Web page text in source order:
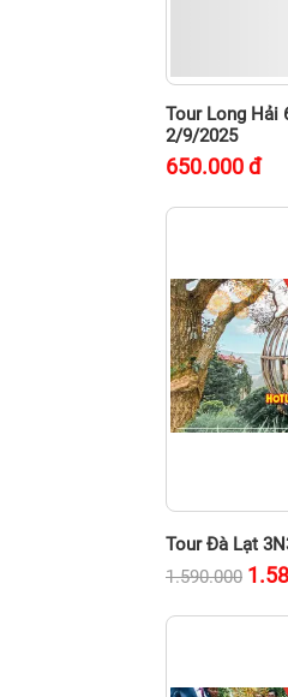
Tour Long Hải
2/9/2025
650.000đ
Tour Đà Lạt
1.590.000